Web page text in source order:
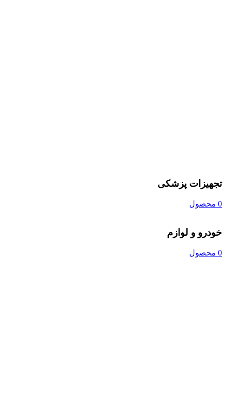
تجهیزات پزشکی
0 محصول
خودرو و لوازم
0 محصول